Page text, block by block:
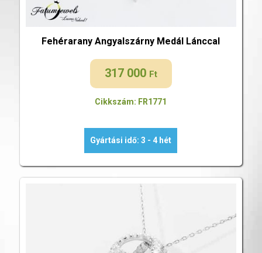
Fehérarany Angyalszárny Medál Lánccal
317 000 Ft
Cikkszám: FR1771
Gyártási idő: 3 - 4 hét